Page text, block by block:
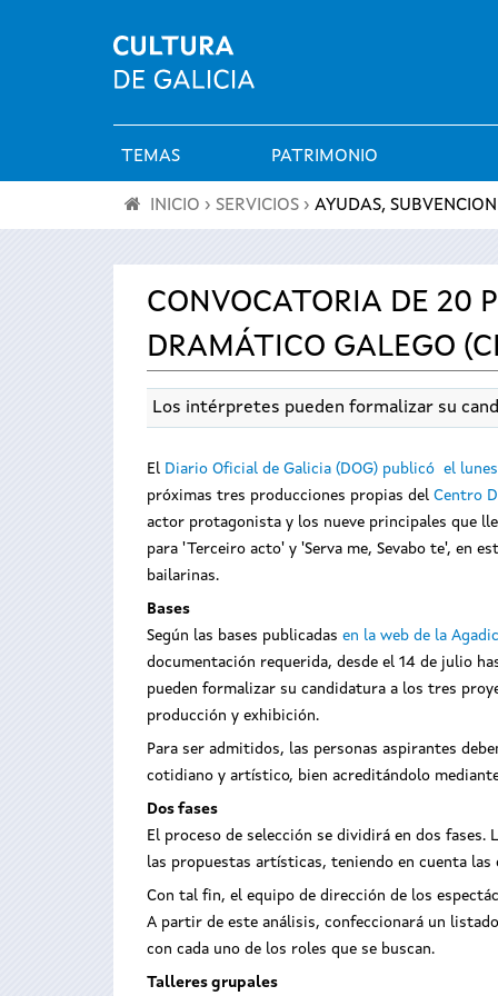
Menú
principal
TEMAS PATRIMONIO
encuentra
usted
aquí
INICIO › SERVICIOS › AYUDAS,
CONVOCATORIA DE 20
DRAMÁTICO GALEGO
Los intérpretes pueden formalizar su
El Diario Oficial de Galicia (DOG) publicó el
próximas tres producciones propias del Centro
actor protagonista y los nueve principales que
para 'Terceiro acto' y 'Serva me, Sevabo te', en
bailarinas.
Bases
Según las bases publicadas en la web de la Agadic
documentación requerida, desde el 14 de julio
pueden formalizar su candidatura a los tres
producción y exhibición.
Para ser admitidos, las personas aspirantes
cotidiano y artístico, bien acreditándolo
Dos fases
El proceso de selección se dividirá en dos
las propuestas artísticas, teniendo en cuenta
Con tal fin, el equipo de dirección de los
A partir de este análisis, confeccionará un
con cada uno de los roles que se buscan.
Talleres grupales